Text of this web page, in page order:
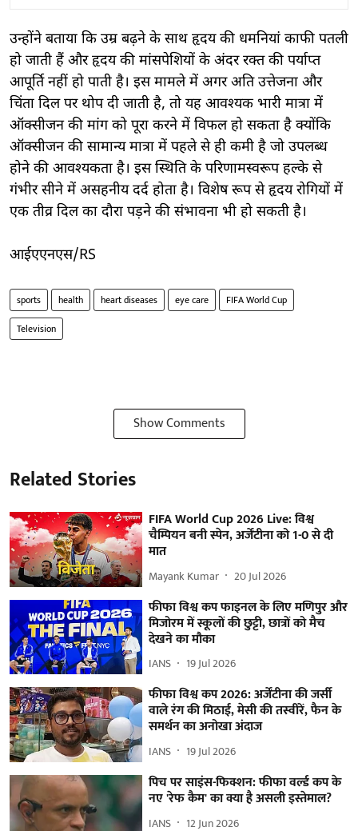
उन्होंने बताया कि उम्र बढ़ने के साथ हृदय की धमनियां काफी पतली
हो जाती हैं और हृदय की मांसपेशियों के अंदर रक्त की पर्याप्त
आपूर्ति नहीं हो पाती है। इस मामले में अगर अति उत्तेजना और
चिंता दिल पर थोप दी जाती है, तो यह आवश्यक भारी मात्रा में
ऑक्सीजन की मांग को पूरा करने में विफल हो सकता है क्योंकि
ऑक्सीजन की सामान्य मात्रा में पहले से ही कमी है जो उपलब्ध
होने की आवश्यकता है। इस स्थिति के परिणामस्वरूप हल्के से
गंभीर सीने में असहनीय दर्द होता है। विशेष रूप से हृदय रोगियों में
एक तीव्र दिल का दौरा पड़ने की संभावना भी हो सकती है।
आईएएनएस/RS
sports health heart diseases eye care
FIFA World Cup
Television
Show Comments
Related Stories
FIFA World Cup 2026 Live: विश्व
चैम्पियन बनी स्पेन, अर्जेंटीना को 1-0 से दी
मात
Mayank Kumar 20 Jul 2026
फीफा विश्व कप फाइनल के लिए मणिपुर और
मिजोरम में स्कूलों की छुट्टी, छात्रों को मैच
देखने का मौका
IANS 19 Jul 2026
फीफा विश्व कप 2026: अर्जेंटीना की जर्सी
वाले रंग की मिठाई, मेसी की तस्वीरें, फैन के
समर्थन का अनोखा अंदाज
IANS 19 Jul 2026
पिच पर साइंस-फिक्शन: फीफा वर्ल्ड कप के
नए 'रेफ कैम' का क्या है असली इस्तेमाल?
IANS 12 Jun 2026